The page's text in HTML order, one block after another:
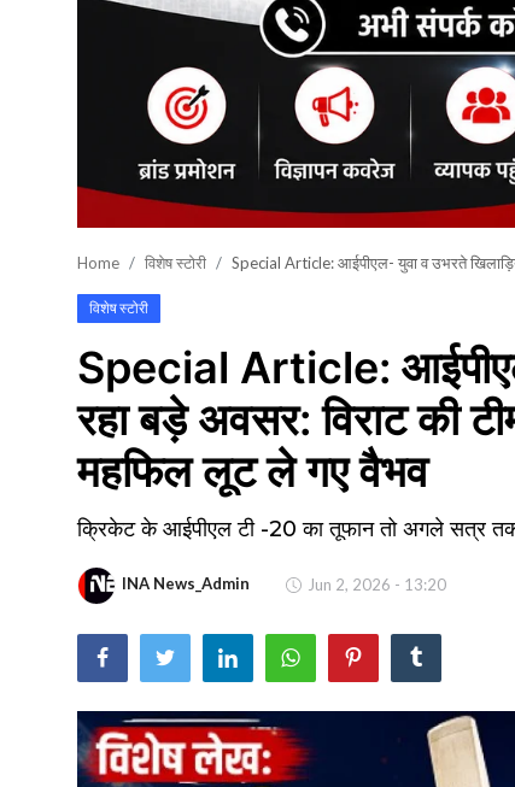
टेक्नोलॉजी / बिजनेस
वायरल न्यूज़
Home विशेष स्टोरी Special Article: आईपीएल- युवा व उभरते
विशेष स्टोरी
Special Article:
रहा बड़े अवसर: विराट की
महफिल लूट ले गए वैभव
क्रिकेट के आईपीएल टी -20 का तूफान तो अगले सत्र
INA News_Admin Jun 2, 2026 - 13:20